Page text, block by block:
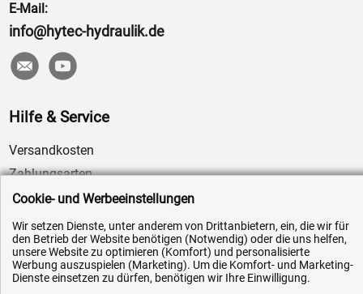
E-Mail:
info@hytec-hydraulik.de
Hilfe & Service
Versandkosten
Zahlungsarten
Service
AGB / Widerrufsrecht
Datenschutz
Impressum
Cookie- und Werbeeinstellungen
Wir setzen Dienste, unter anderem von Drittanbietern, ein, die wir für
den Betrieb der Website benötigen (Notwendig) oder die uns helfen,
unsere Website zu optimieren (Komfort) und personalisierte
Werbung auszuspielen (Marketing). Um die Komfort- und Marketing-
Dienste einsetzen zu dürfen, benötigen wir Ihre Einwilligung.